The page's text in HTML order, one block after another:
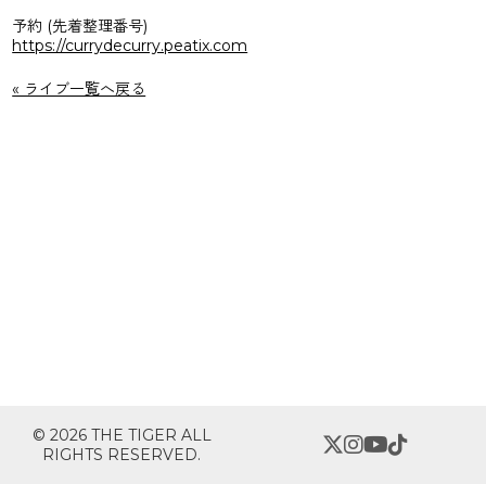
予約 (先着整理番号)
https://currydecurry.peatix.com
« ライブ一覧へ戻る
© 2026 THE TIGER ALL
RIGHTS RESERVED.